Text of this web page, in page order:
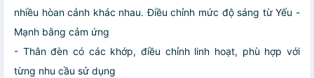
nhiều hòan cảnh khác nhau. Điều chỉnh mức độ sáng từ Yếu -
Mạnh bằng cảm ứng
- Thân đèn có các khớp, điều chỉnh linh hoạt, phù hợp với
từng nhu cầu sử dụng